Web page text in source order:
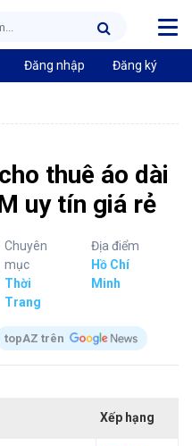
Đăng nhập Đăng ký
thuê áo dài
uy tín giá rẻ
Chuyên
mục
Thời
Trang
Địa điểm
Hồ Chí
Minh
topAZ trên
Xếp hạng